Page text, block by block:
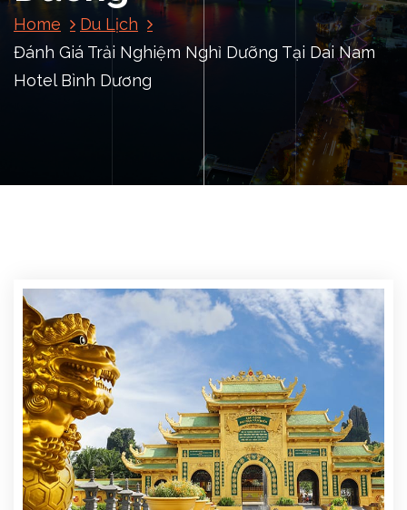
Home
Du Lịch
Đánh Giá Trải Nghiệm Nghỉ Dưỡng Tại Dai Nam
Hotel Bình Dương